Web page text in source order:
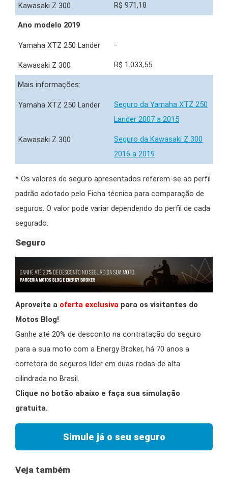
R$ 971,18
Ano modelo 2019
-
R$ 1.033,55
Mais informações:
Seguro da Yamaha XTZ 250
Lander 2007 a 2015
Seguro da Kawasaki Z 300
2016 a 2019
* Os valores de seguro apresentados referem-se ao perfil
padrão adotado pelo Ficha técnica para comparação de
seguros. O valor pode variar dependendo do perfil de cada
segurado.
Seguro
Aproveite a oferta exclusiva para os visitantes do
Motos Blog!
Ganhe até 20% de desconto na contratação do seguro
para a sua moto com a Energy Broker, há 70 anos a
corretora de seguros líder em duas rodas de alta
cilindrada no Brasil.
Clique no botão abaixo e faça sua simulação
gratuita.
Simule já o seu seguro
Veja também